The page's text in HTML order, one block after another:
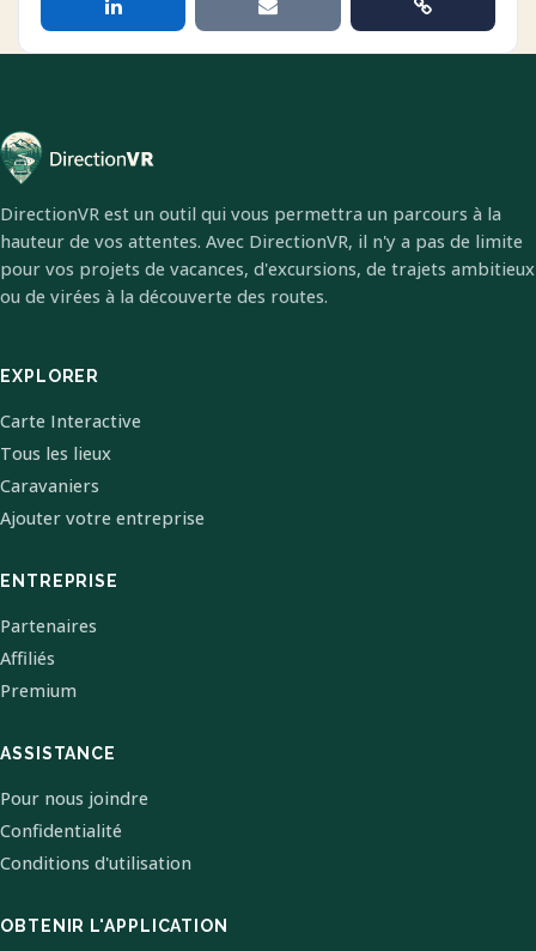
DirectionVR est un outil qui vous permettra un parcours à la
hauteur de vos attentes. Avec DirectionVR, il n'y a pas de limite
pour vos projets de vacances, d'excursions, de trajets ambitieux
ou de virées à la découverte des routes.
EXPLORER
Carte Interactive
Tous les lieux
Caravaniers
Ajouter votre entreprise
ENTREPRISE
Partenaires
Affiliés
Premium
ASSISTANCE
Pour nous joindre
Confidentialité
Conditions d'utilisation
OBTENIR L'APPLICATION